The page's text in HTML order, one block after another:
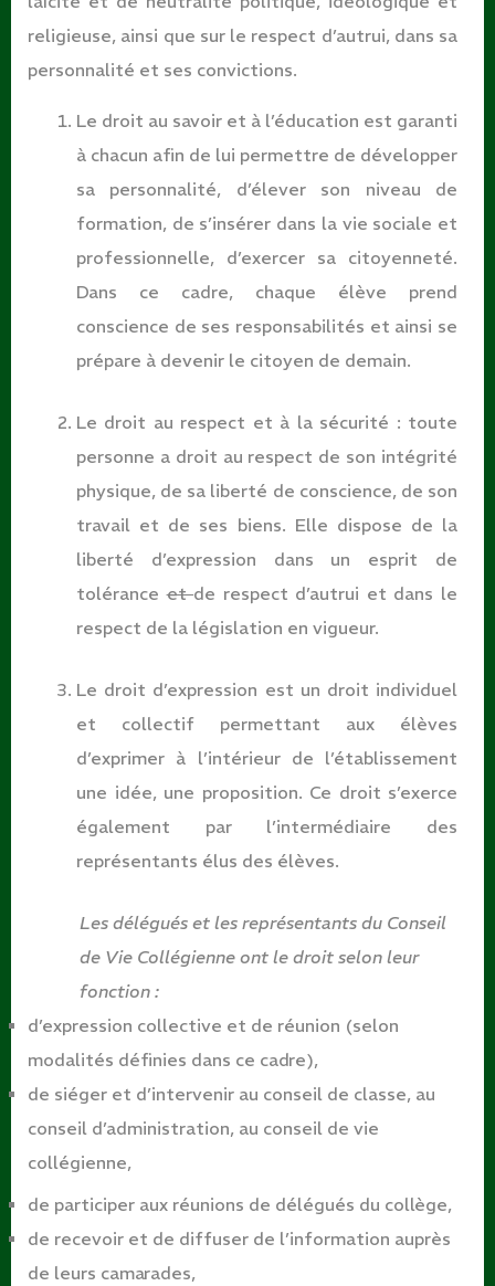
religieuse, ainsi que sur le respect d’autrui, dans sa
personnalité et ses convictions.
Le droit au savoir et à l’éducation est garanti
à chacun afin de lui permettre de développer
sa personnalité, d’élever son niveau de
formation, de s’insérer dans la vie sociale et
professionnelle, d’exercer sa citoyenneté.
Dans ce cadre, chaque élève prend
conscience de ses responsabilités et ainsi se
prépare à devenir le citoyen de demain.
Le droit au respect et à la sécurité : toute
personne a droit au respect de son intégrité
physique, de sa liberté de conscience, de son
travail et de ses biens. Elle dispose de la
liberté d’expression dans un esprit de
toléranceetde respect d’autrui et dans le
respect de la législation en vigueur.
Le droit d’expression est un droit individuel
et collectif permettant aux élèves
d’exprimer à l’intérieur de l’établissement
une idée, une proposition. Ce droit s’exerce
également par l’intermédiaire des
représentants élus des élèves.
Les délégués et les représentants du Conseil
de Vie Collégienne ont le droit selon leur
fonction :
d’expression collective et de réunion (selon
modalités définies dans ce cadre),
de siéger et d’intervenir au conseil de classe, au
conseil d’administration, au conseil de vie
collégienne,
de participer aux réunions de délégués du collège,
de recevoir et de diffuser de l’information auprès
de leurs camarades,